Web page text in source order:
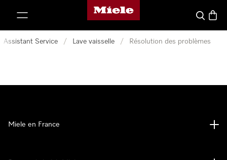
Page d'accueil Miele
Search
Assistant Service / Lave vaisselle / Résolution des problèmes
Miele en France